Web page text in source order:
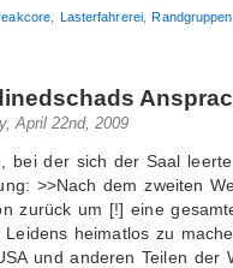
Lasterfahrerei,
April 22nd, 2009
bei der sich der Saal
>>Nach dem zweiten
zurück um [!] eine
Leidens heimatlos zu
und anderen Teilen der